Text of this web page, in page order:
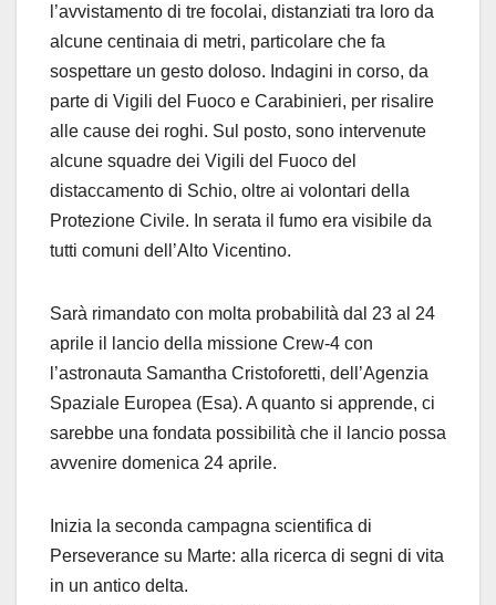
l’avvistamento di tre focolai, distanziati tra loro da
alcune centinaia di metri, particolare che fa
sospettare un gesto doloso. Indagini in corso, da
parte di Vigili del Fuoco e Carabinieri, per risalire
alle cause dei roghi. Sul posto, sono intervenute
alcune squadre dei Vigili del Fuoco del
distaccamento di Schio, oltre ai volontari della
Protezione Civile. In serata il fumo era visibile da
tutti comuni dell’Alto Vicentino.
Sarà rimandato con molta probabilità dal 23 al 24
aprile il lancio della missione Crew-4 con
l’astronauta Samantha Cristoforetti, dell’Agenzia
Spaziale Europea (Esa). A quanto si apprende, ci
sarebbe una fondata possibilità che il lancio possa
avvenire domenica 24 aprile.
Inizia la seconda campagna scientifica di
Perseverance su Marte: alla ricerca di segni di vita
in un antico delta.